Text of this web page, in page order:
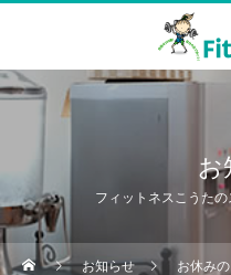
お
フィットネスこうた
お知らせ お休み